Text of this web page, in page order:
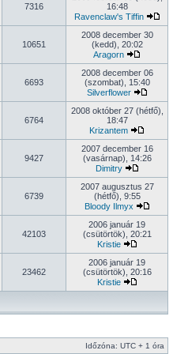
7316
16:48
Ravenclaw's Tiffin
10651
2008 december 30
(kedd), 20:02
Aragorn
6693
2008 december 06
(szombat), 15:40
Silverflower
6764
2008 október 27 (hétfő),
18:47
Krizantem
9427
2007 december 16
(vasárnap), 14:26
Dimitry
6739
2007 augusztus 27
(hétfő), 9:55
Bloody Ilmyx
42103
2006 január 19
(csütörtök), 20:21
Kristie
23462
2006 január 19
(csütörtök), 20:16
Kristie
Időzóna: UTC + 1 óra